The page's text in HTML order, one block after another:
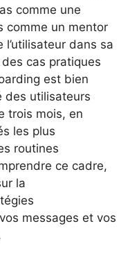
comme une
comme un mentor
dans sa
cas pratiques
est bien
des utilisateurs
trois mois, en
les plus
routines
ce cadre,
la
messages et vos